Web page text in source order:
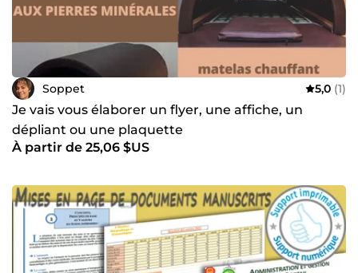
Soppet 5,0 (1)
Je vais vous élaborer un flyer, une affiche, un
dépliant ou une plaquette
À partir de 25,06 $US